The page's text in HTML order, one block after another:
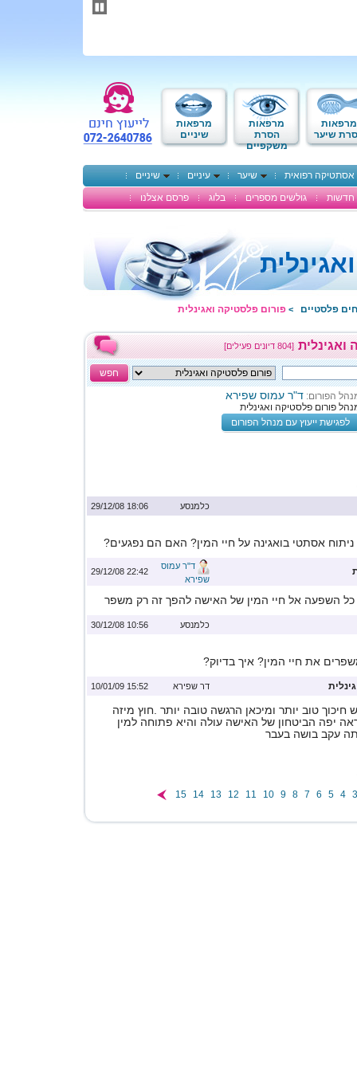
מרפאות
שיער
מרפאות
הסרת
משקפיים
מרפאות
שיניים
אסתטיקה רפואית שיער עיניים
שיניים
חדשות
גולשים מספרים בלוג פרסם אצלנו
פלסטיים > פורום פלסטיקה ואגינלית
[804 דיונים פעילים] ואגינלית
חפש
הפורום: ד"ר עמוס שפירא
פורום פלסטיקה ואגינלית
לפגישת ייעוץ עם מנהל הפורום
18:06 29/12/08 כלמנסע
אסתטי בואגינה על חיי המין? האם הם נפגעים?
22:42 29/12/08
ד"ר עמוס
שפירא
כל השפעה אל חיי המין של האישה להפך זה רק משפר
10:56 30/12/08 כלמנסע
את חיי המין? איך בדיוק?
15:52 10/01/09 דר שפירא
חיכוך טוב יותר ומיכאן הרגשה טובה יותר .חוץ מיזה
יפה הביטחון של האישה עולה והיא פתוחה למין
עקב בושה בעבר
3
4
5
6
7
8
9
10
11
12
13
14
15